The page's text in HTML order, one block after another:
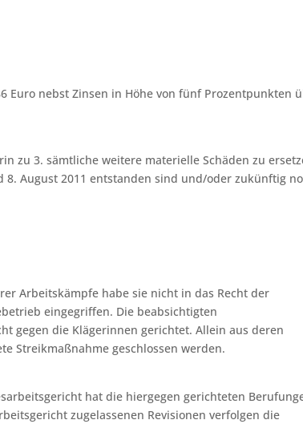
Euro nebst Zinsen in Höhe von fünf Prozentpunkten
zu 3. sämtliche weitere materielle Schäden zu
August 2011 entstanden sind und/oder zukünftig
Arbeitskämpfe habe sie nicht in das Recht der
eingegriffen. Die beabsichtigten
gegen die Klägerinnen gerichtet. Allein aus deren
Streikmaßnahme geschlossen werden.
hat die hiergegen gerichteten
zugelassenen Revisionen verfolgen die